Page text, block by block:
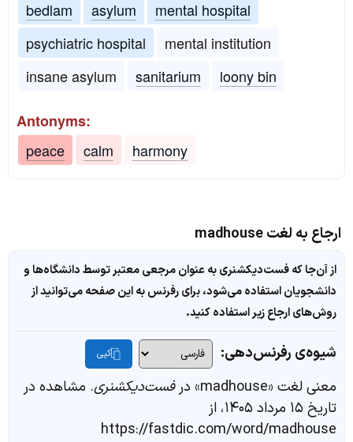
bedlam
asylum
mental hospital
psychiatric hospital
mental institution
insane asylum
sanitarium loony bin
Antonyms:
peace
calm harmony
ارجاع به لغت madhouse
از آن‌جا که فست‌دیکشنری به عنوان مرجعی معتبر توسط دانشگاه‌ها و
دانشجویان استفاده می‌شود، برای رفرنس به این صفحه می‌توانید از
روش‌های ارجاع زیر استفاده کنید.
شیوه‌ی رفرنس‌دهی: کپی
معنی لغت «madhouse» در فست‌دیکشنری. مشاهده در
تاریخ ۱۵ مرداد ۱۴۰۵، از
https://fastdic.com/word/madhouse